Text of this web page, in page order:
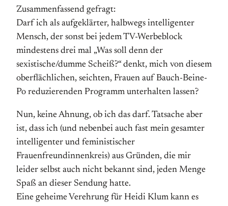
Zusammenfassend gefragt:
Darf ich als aufgeklärter, halbwegs intelligenter
Mensch, der sonst bei jedem TV-Werbeblock
mindestens drei mal „Was soll denn der
sexistische/dumme Scheiß?“ denkt, mich von diesem
oberflächlichen, seichten, Frauen auf Bauch-Beine-
Po reduzierenden Programm unterhalten lassen?
Nun, keine Ahnung, ob ich das darf. Tatsache aber
ist, dass ich (und nebenbei auch fast mein gesamter
intelligenter und feministischer
Frauenfreundinnenkreis) aus Gründen, die mir
leider selbst auch nicht bekannt sind, jeden Menge
Spaß an dieser Sendung hatte.
Eine geheime Verehrung für Heidi Klum kann es